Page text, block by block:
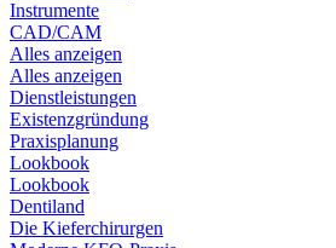
Instrumente
CAD/CAM
Alles anzeigen
Alles anzeigen
Dienstleistungen
Existenzgründung
Praxisplanung
Lookbook
Lookbook
Dentiland
Die Kieferchirurgen